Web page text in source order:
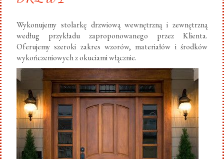
Wykonujemy stolarkę drzwiową wewnętrzną i zewnętrzną
według przykładu zaproponowanego przez Klienta.
Oferujemy szeroki zakres wzorów, materiałów i środków
wykończeniowych z okuciami włącznie.
.